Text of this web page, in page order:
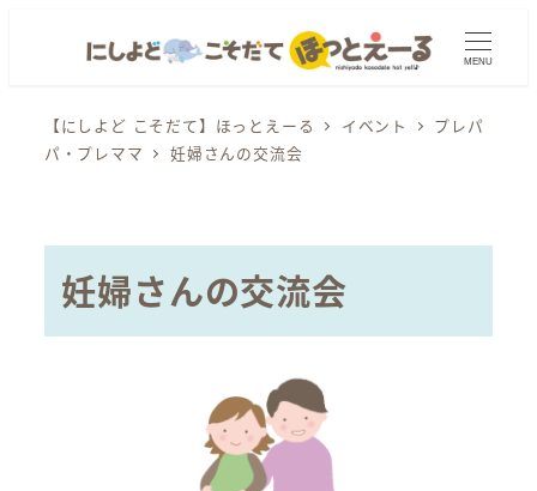
MENU
【にしよど こそだて】ほっとえーる イベント
プレパ
パ・プレママ
妊婦さんの交流会
妊婦さんの交流会